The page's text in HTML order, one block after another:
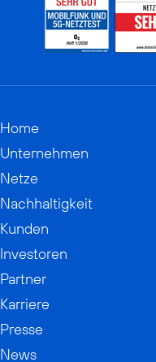
Home
Unternehmen
Netze
Nachhaltigkeit
Kunden
Investoren
Partner
Karriere
Presse
News